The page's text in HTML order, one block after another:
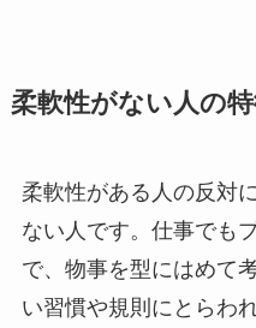
柔軟性がない人の
柔軟性がある人の反対
ない人です。仕事でも
で、物事を型にはめて
い習慣や規則にとらわ